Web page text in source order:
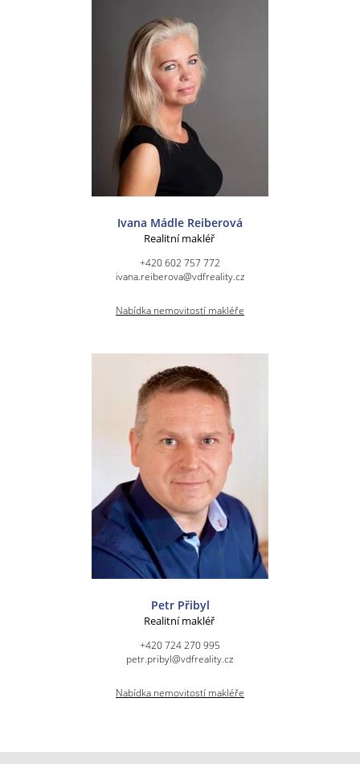
Ivana Mádle Reiberová
Realitní makléř
+420 602 757 772
ivana.reiberova@vdfreality.cz
Nabídka nemovitostí makléře
Petr Přibyl
Realitní makléř
+420 724 270 995
petr.pribyl@vdfreality.cz
Nabídka nemovitostí makléře